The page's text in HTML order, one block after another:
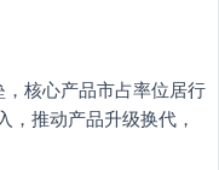
核心产品市占率位居行
，推动产品升级换代，